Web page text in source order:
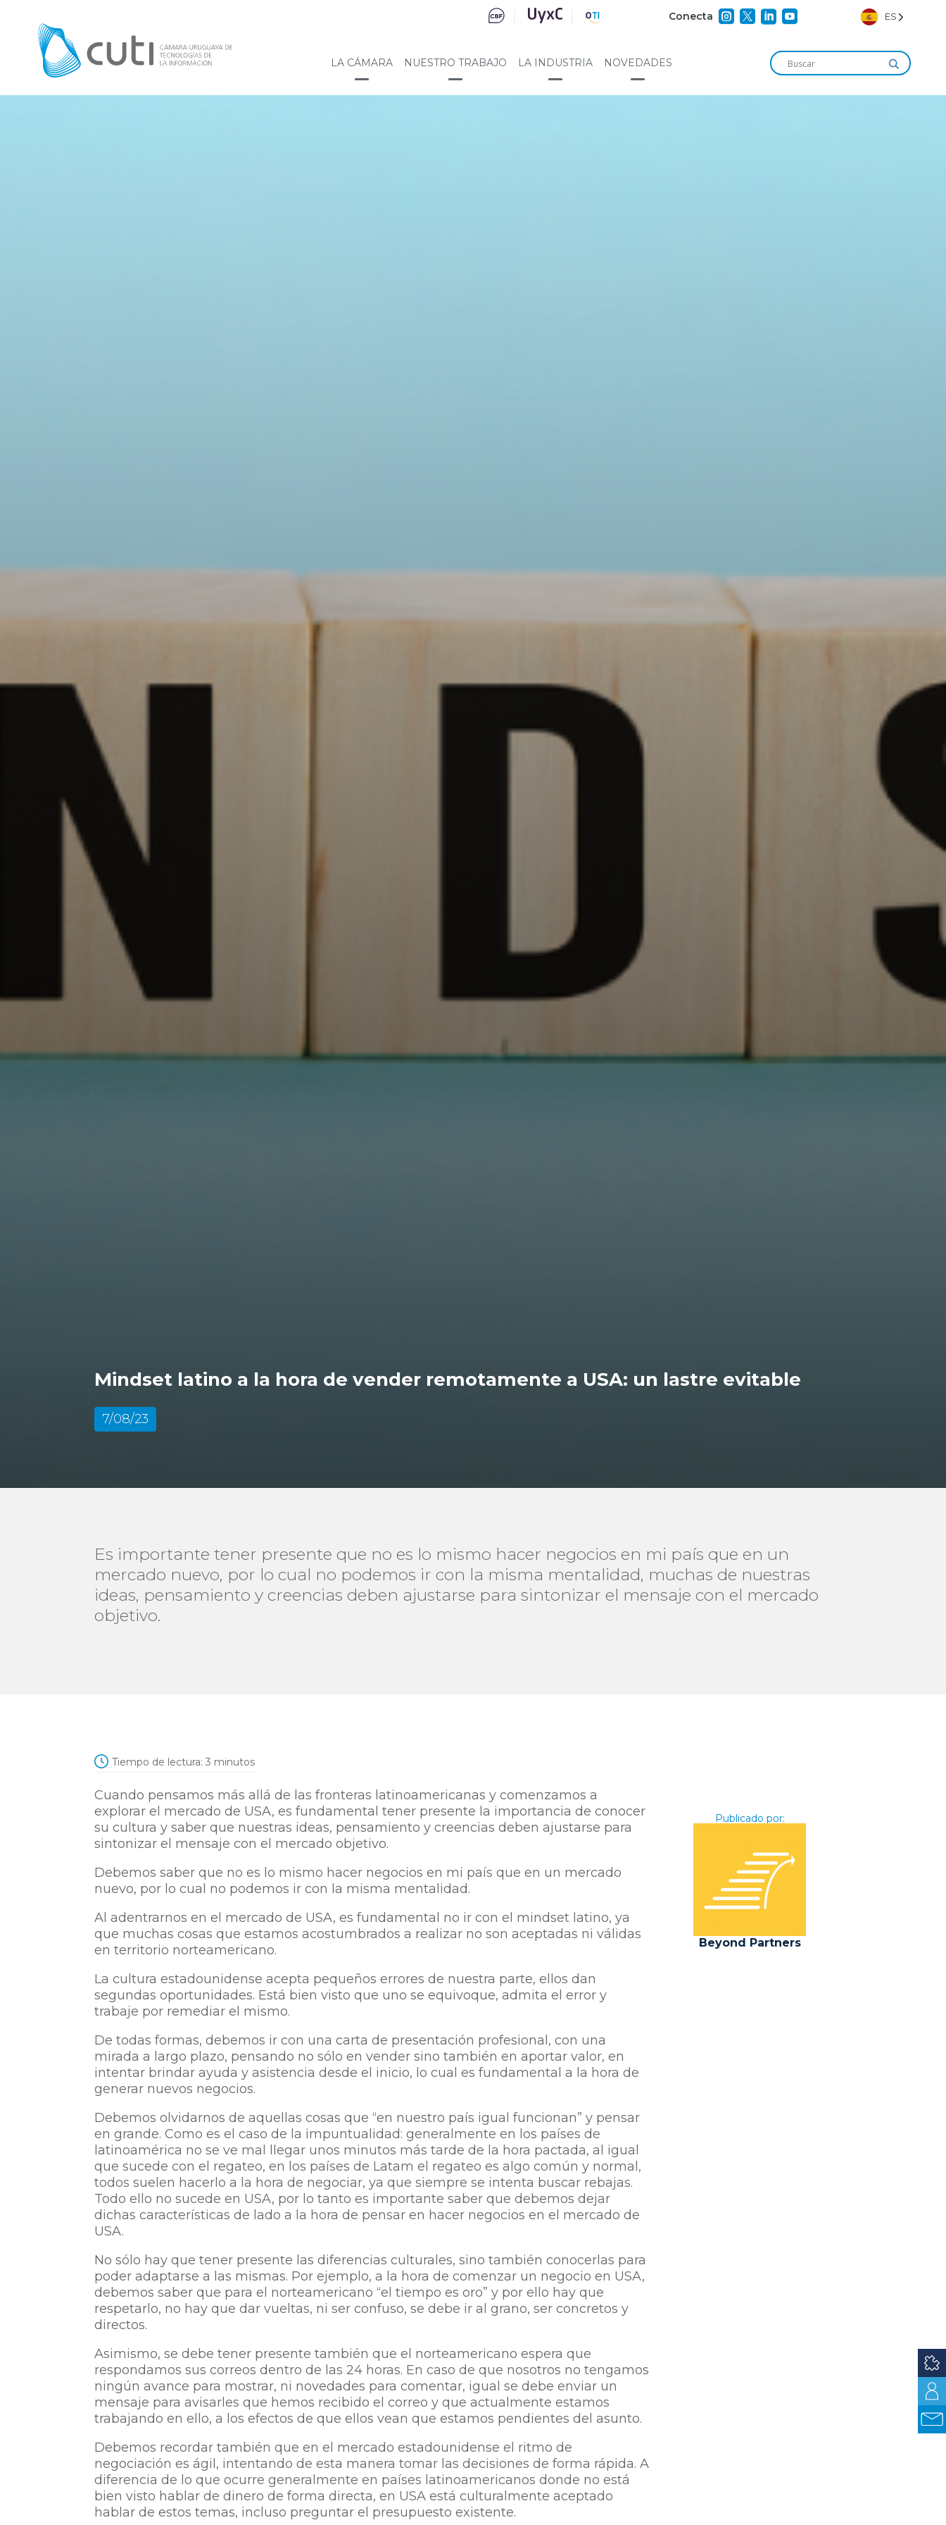
Conecta     ES
LA CÁMARA NUESTRO TRABAJO LA INDUSTRIA NOVEDADES
Mindset latino a la hora de vender remotamente a USA: un lastre evitable
7/08/23
Es importante tener presente que no es lo mismo hacer negocios en mi país que en un
mercado nuevo, por lo cual no podemos ir con la misma mentalidad, muchas de nuestras
ideas, pensamiento y creencias deben ajustarse para sintonizar el mensaje con el mercado
objetivo.
Tiempo de lectura: 3 minutos
Cuando pensamos más allá de las fronteras latinoamericanas y comenzamos a
explorar el mercado de USA, es fundamental tener presente la importancia de conocer
su cultura y saber que nuestras ideas, pensamiento y creencias deben ajustarse para
sintonizar el mensaje con el mercado objetivo.
Debemos saber que no es lo mismo hacer negocios en mi país que en un mercado
nuevo, por lo cual no podemos ir con la misma mentalidad.
Al adentrarnos en el mercado de USA, es fundamental no ir con el mindset latino, ya
que muchas cosas que estamos acostumbrados a realizar no son aceptadas ni válidas
en territorio norteamericano.
La cultura estadounidense acepta pequeños errores de nuestra parte, ellos dan
segundas oportunidades. Está bien visto que uno se equivoque, admita el error y
trabaje por remediar el mismo.
De todas formas, debemos ir con una carta de presentación profesional, con una
mirada a largo plazo, pensando no sólo en vender sino también en aportar valor, en
intentar brindar ayuda y asistencia desde el inicio, lo cual es fundamental a la hora de
generar nuevos negocios.
Debemos olvidarnos de aquellas cosas que “en nuestro país igual funcionan” y pensar
en grande. Como es el caso de la impuntualidad: generalmente en los países de
latinoamérica no se ve mal llegar unos minutos más tarde de la hora pactada, al igual
que sucede con el regateo, en los países de Latam el regateo es algo común y normal,
todos suelen hacerlo a la hora de negociar, ya que siempre se intenta buscar rebajas.
Todo ello no sucede en USA, por lo tanto es importante saber que debemos dejar
dichas características de lado a la hora de pensar en hacer negocios en el mercado de
USA.
No sólo hay que tener presente las diferencias culturales, sino también conocerlas para
poder adaptarse a las mismas. Por ejemplo, a la hora de comenzar un negocio en USA,
debemos saber que para el norteamericano “el tiempo es oro” y por ello hay que
respetarlo, no hay que dar vueltas, ni ser confuso, se debe ir al grano, ser concretos y
directos.
Asimismo, se debe tener presente también que el norteamericano espera que
respondamos sus correos dentro de las 24 horas. En caso de que nosotros no tengamos
ningún avance para mostrar, ni novedades para comentar, igual se debe enviar un
mensaje para avisarles que hemos recibido el correo y que actualmente estamos
trabajando en ello, a los efectos de que ellos vean que estamos pendientes del asunto.
Debemos recordar también que en el mercado estadounidense el ritmo de
negociación es ágil, intentando de esta manera tomar las decisiones de forma rápida. A
diferencia de lo que ocurre generalmente en países latinoamericanos donde no está
bien visto hablar de dinero de forma directa, en USA está culturalmente aceptado
hablar de estos temas, incluso preguntar el presupuesto existente.
Publicado por:
Beyond Partners